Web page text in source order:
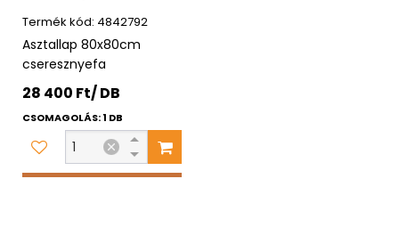
4842792
Asztallap 80x80cm
cseresznyefa
28 400 Ft/ DB
CSOMAGOLÁS: 1 DB